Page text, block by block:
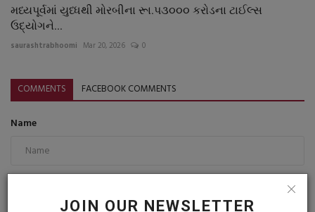
JOIN OUR NEWSLETTER
મધ્યપૂર્વમાં યુધ્ધથી મોરબીના રૂા.પ૩૦૦૦ કરોડના ટાઈલ્સ
ઉદ્યોગને...
saurashtrabhoomi Mar 20, 2026 0
COMMENTS FACEBOOK COMMENTS
Name